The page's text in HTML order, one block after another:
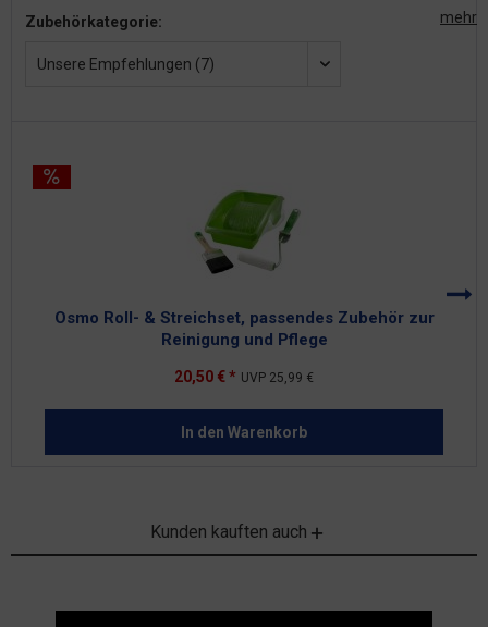
mehr
Zubehörkategorie:
Osmo Roll- & Streichset, passendes Zubehör zur
Reinigung und Pflege
20,50 € * UVP 25,99 €
In den Warenkorb
Kunden kauften auch